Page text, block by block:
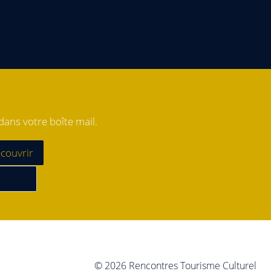
votre boîte mail.
© 2026 Rencontres Tourisme Culturel